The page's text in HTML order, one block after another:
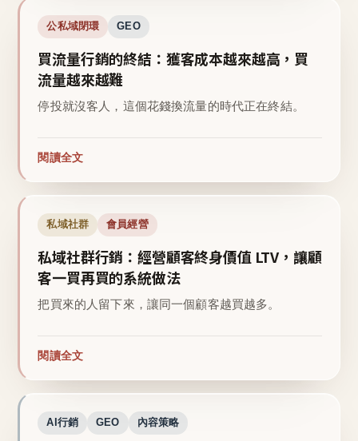
公私域閉環 GEO
買流量行銷的終結：獲客成本越來越高，買
流量越來越難
停投就沒客人，這個花錢換流量的時代正在終結。
閱讀全文
私域社群 會員經營
私域社群行銷：經營顧客終身價值 LTV，讓顧
客一買再買的系統做法
把買來的人留下來，讓同一個顧客越買越多。
閱讀全文
AI行銷 GEO 內容策略